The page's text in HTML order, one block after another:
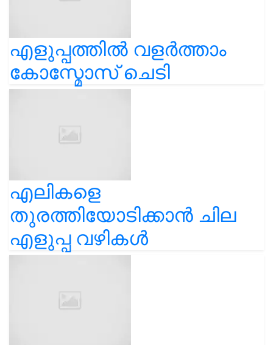
എളുപ്പത്തിൽ വളർത്താം
കോസ്മോസ് ചെടി
എലികളെ
തുരത്തിയോടിക്കാൻ ചില
എളുപ്പ വഴികൾ